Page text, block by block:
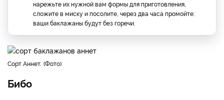
нарежьте их нужной вам формы для приготовления,
сложите в миску и посолите, через два часа промойте:
ваши баклажаны будут без горечи.
Сорт Аннет. Фото
Бибо